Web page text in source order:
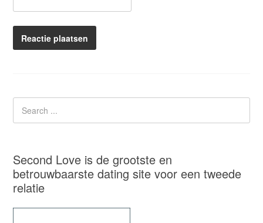
Second Love is de grootste en
betrouwbaarste dating site voor een tweede
relatie